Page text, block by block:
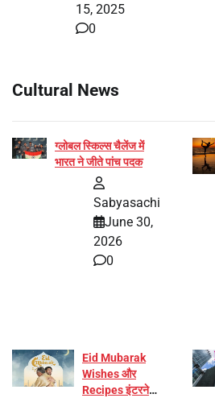
15, 2025
0
Cultural News
ग्लोबल स्किल्स चैलेंज में
भारत ने जीते पांच पदक
Sabyasachi
June 30,
2026
0
Eid Mubarak
Wishes और
Recipes इंटरनेट